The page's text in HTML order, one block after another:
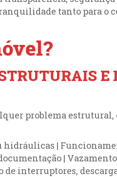
tanto para o
E
problema estrutural,
hidráulicas |
|
de interruptores,